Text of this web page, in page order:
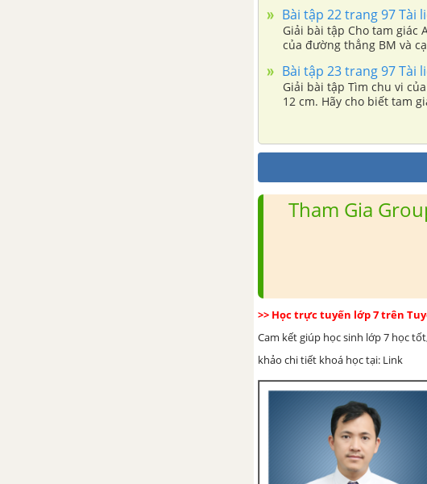
Bài tập 22 trang 97 Tài
Giải bài tập Cho tam giác
của đường thẳng BM và
Bài tập 23 trang 97 Tài
Giải bài tập Tìm chu vi
12 cm. Hãy cho biết tam
Tham Gia
>> Học trực tuyến lớp 7 trên
Cam kết giúp học sinh lớp 7 học
khảo chi tiết khoá học tại: Link